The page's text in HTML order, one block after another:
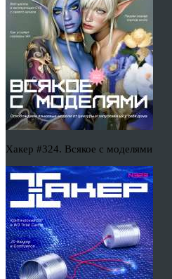
Хакер #324. Всякое с моделями